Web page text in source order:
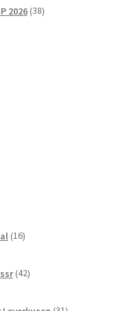
2026 38izdelkov
16izdelkov
42izdelkov